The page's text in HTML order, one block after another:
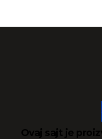
Ovaj sajt je